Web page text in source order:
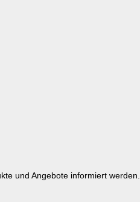
und Angebote informiert werden.